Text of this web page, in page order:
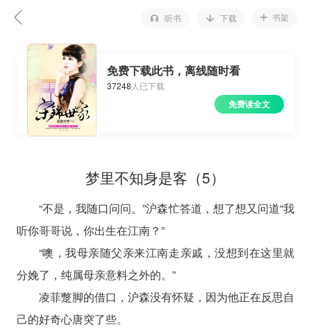
听书 下载 书架
免费下载此书，离线随时看
37248 人已下载
免费读全文
梦里不知身是客（5）
“不是，我随口问问。”沪森忙答道，想了想又问道“我
听你哥哥说，你出生在江南？”
“噢，我母亲随父亲来江南走亲戚，没想到在这里就
分娩了，纯属母亲意料之外的。”
凌菲蹩脚的借口，沪森没有怀疑，因为他正在反思自
己的好奇心唐突了些。